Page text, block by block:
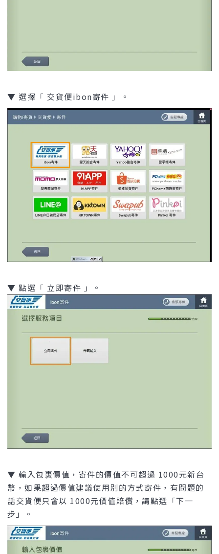
▼ 選擇「 交貨便ibon寄件 」。
▼ 點選「 立即寄件 」。
▼ 輸入包裹價值，寄件的價值不可超過 1000元新台
幣，如果超過價值建議使用別的方式寄件，有問題的
話交貨便只會以 1000元價值賠償，請點選「下一
步」。